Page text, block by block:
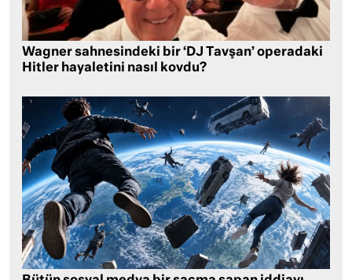
Wagner sahnesindeki bir ‘DJ Tavşan’ operadaki
Hitler hayaletini nasıl kovdu?